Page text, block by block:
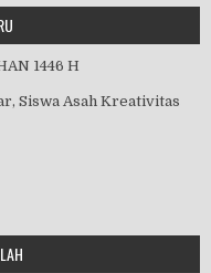
1446 H
Siswa Asah Kreativitas